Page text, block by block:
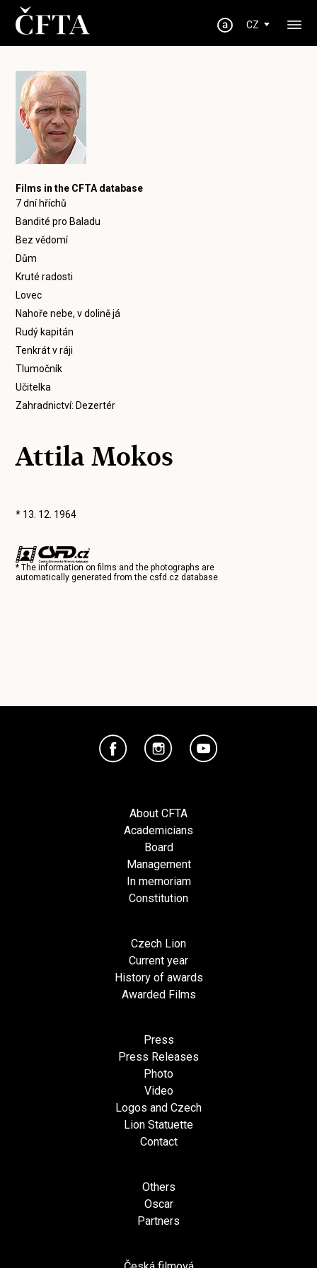
CZ
Films in the CFTA database
7 dní hříchů
Bandité pro Baladu
Bez vědomí
Dům
Kruté radosti
Lovec
Nahoře nebe, v dolině já
Rudý kapitán
Tenkrát v ráji
Tlumočník
Učitelka
Zahradnictví: Dezertér
Attila Mokos
* 13. 12. 1964
* The information on films and the photographs are
automatically generated from thecsfd.cz database.
About CFTA
Academicians
Board
Management
In memoriam
Constitution
Czech Lion
Current year
History of awards
Awarded Films
Press
Press Releases
Photo
Video
Logos and Czech
Lion Statuette
Contact
Others
Oscar
Partners